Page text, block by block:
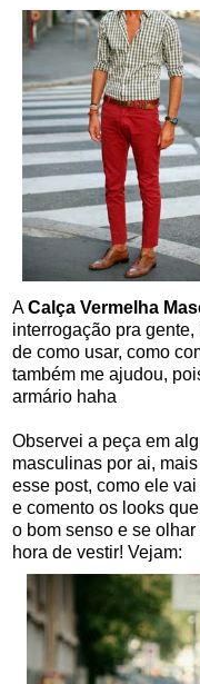
ACalça Vermelha
interrogação pra
de como usar, como
também me ajudou,
armário haha
Observei a peça em
masculinas por ai,
esse post, como ele
e comento os looks
o bom senso e se
hora de vestir! Vejam: